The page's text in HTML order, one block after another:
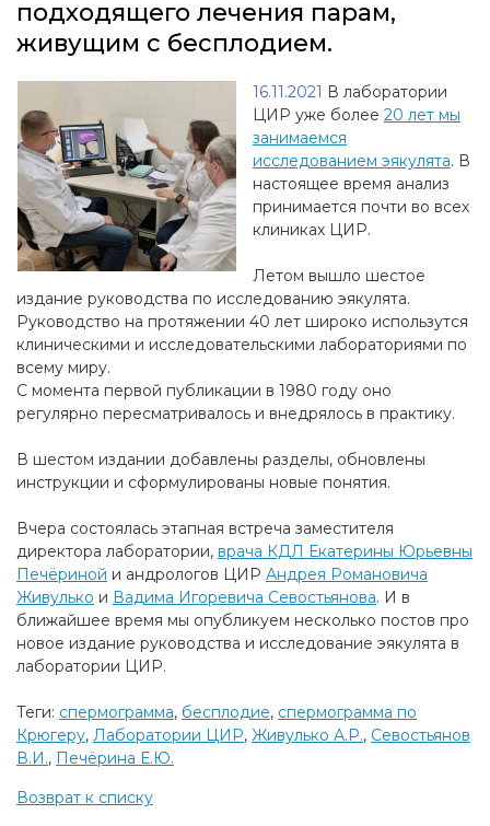
подходящего лечения парам,
живущим с бесплодием.
16.11.2021 В лаборатории
ЦИР уже более 20 лет мы
занимаемся
исследованием эякулята. В
настоящее время анализ
принимается почти во всех
клиниках ЦИР.
Летом вышло шестое
издание руководства по исследованию эякулята.
Руководство на протяжении 40 лет широко использутся
клиническими и исследовательскими лабораториями по
всему миру.
С момента первой публикации в 1980 году оно
регулярно пересматривалось и внедрялось в практику.
В шестом издании добавлены разделы, обновлены
инструкции и сформулированы новые понятия.
Вчера состоялась этапная встреча заместителя
директора лаборатории, врача КДЛ Екатерины Юрьевны
Печёриной и андрологов ЦИР Андрея Романовича
Живулько и Вадима Игоревича Севостьянова. И в
ближайшее время мы опубликуем несколько постов про
новое издание руководства и исследование эякулята в
лаборатории ЦИР.
Теги: спермограмма, бесплодие, спермограмма по
Крюгеру, Лаборатории ЦИР, Живулько А.Р., Севостьянов
В.И., Печёрина Е.Ю.
Возврат к списку